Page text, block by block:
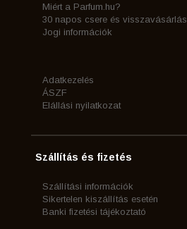
Miért a Parfum.hu?
30 napos csere és visszavásárlás
Jogi információk
Adatkezelés
ÁSZF
Elállási nyilatkozat
Szállítás és fizetés
Szállítási információk
Sikertelen kiszállítás esetén
Banki fizetési tájékoztató